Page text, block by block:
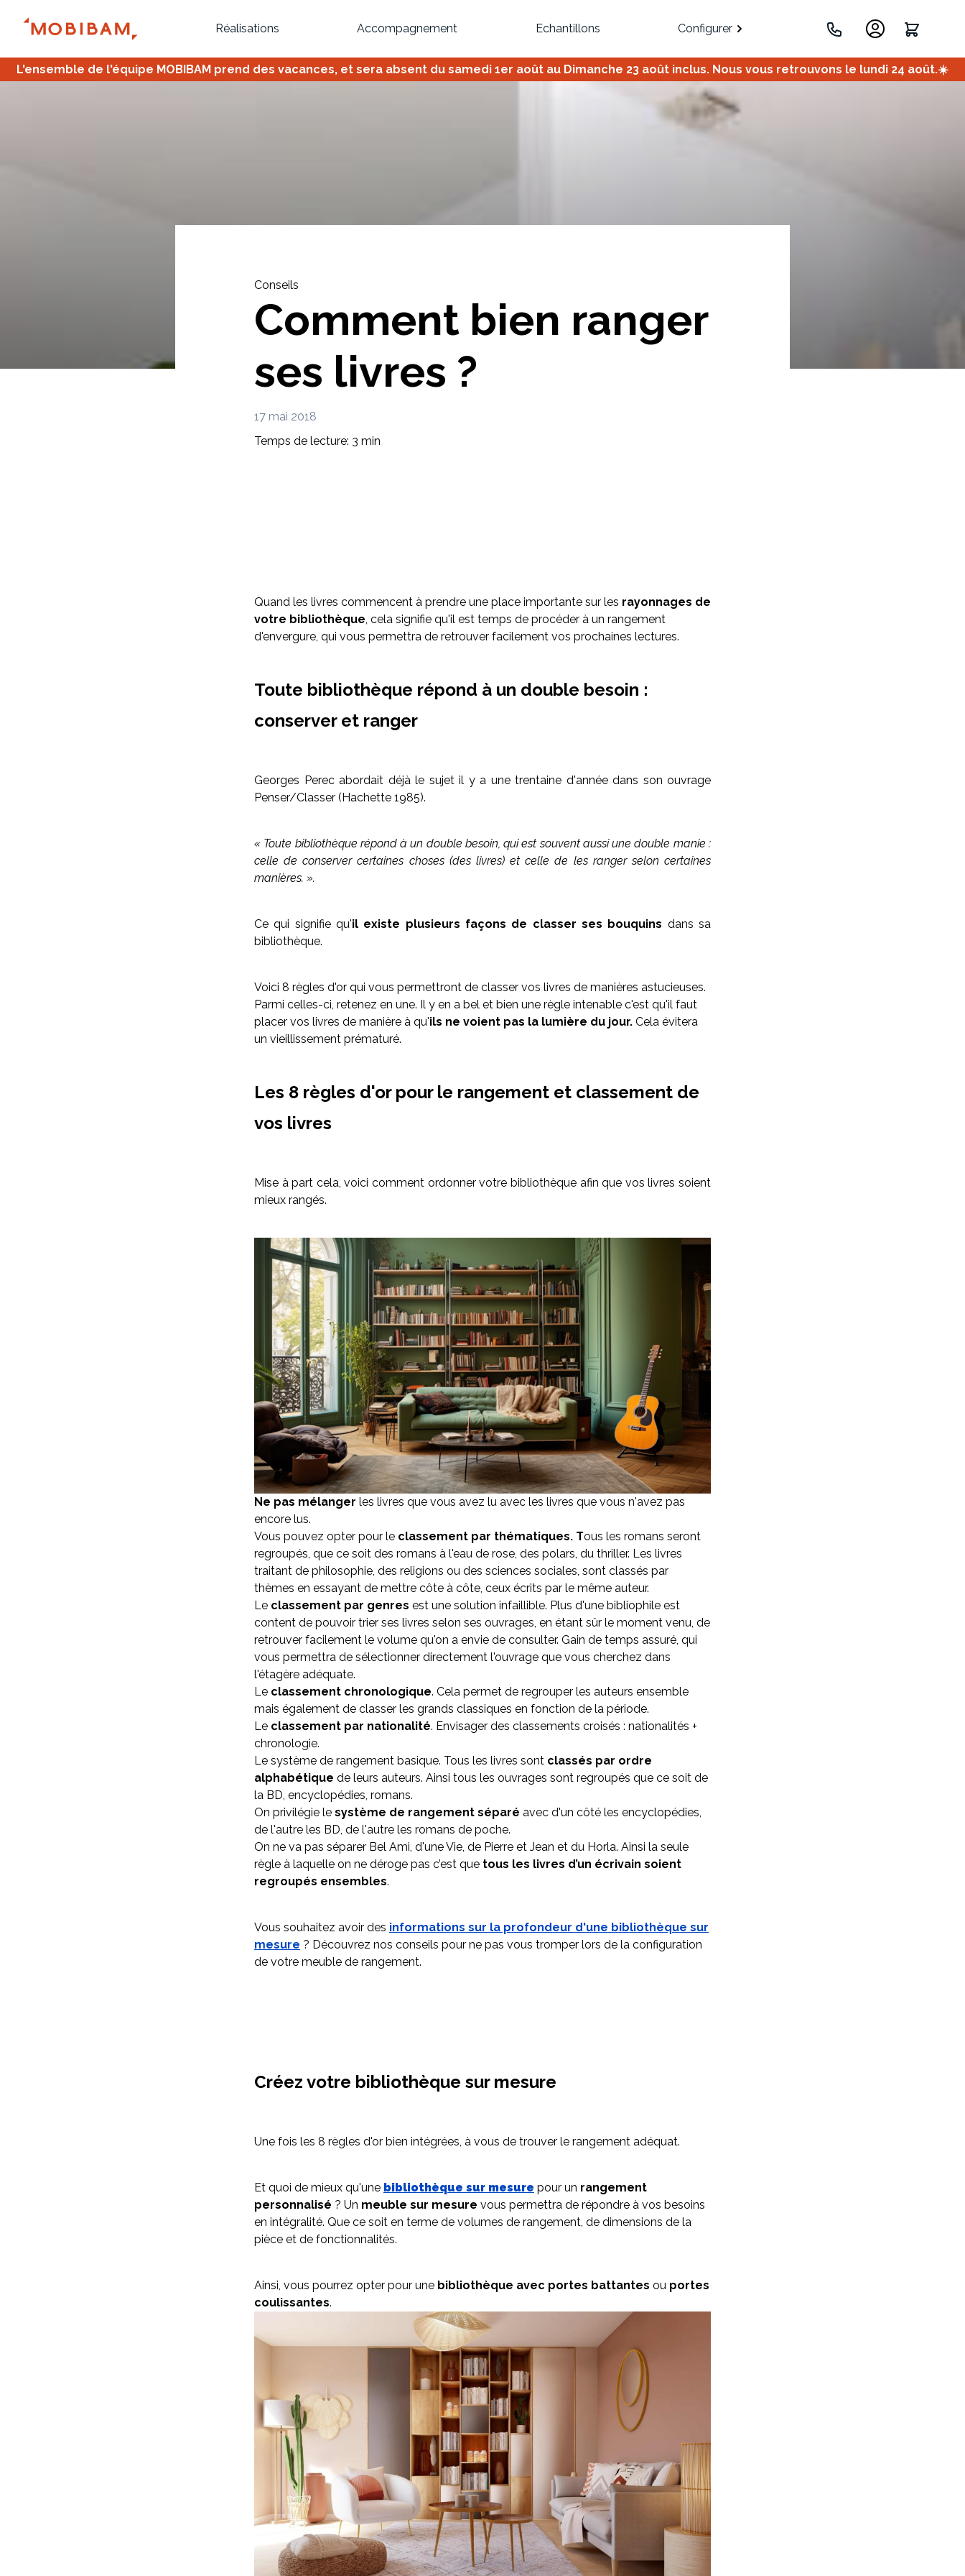
Réalisations Accompagnement Echantillons Configurer
Inspirez-vous du catalogue
Créez votre projet de A à Z Retrouvez vos projets
L'ensemble de l'équipe MOBIBAM prend des vacances, et sera absent du samedi 1er août au Dimanche 23 août inclus. Nous vous retrouvons le lundi 24 août.☀️
Conseils
Comment bien ranger
ses livres ?
17 mai 2018
Temps de lecture: 3 min
Quand les livres commencent à prendre une place importante sur les rayonnages de
votre bibliothèque, cela signifie qu'il est temps de procéder à un rangement
d'envergure, qui vous permettra de retrouver facilement vos prochaines lectures.
Toute bibliothèque répond à un double besoin :
conserver et ranger
Georges Perec abordait déjà le sujet il y a une trentaine d'année dans son ouvrage
Penser/Classer (Hachette 1985).
« Toute bibliothèque répond à un double besoin, qui est souvent aussi une double manie :
celle de conserver certaines choses (des livres) et celle de les ranger selon certaines
manières. ».
Ce qui signifie qu'il existe plusieurs façons de classer ses bouquins dans sa
bibliothèque.
Voici 8 règles d'or qui vous permettront de classer vos livres de manières astucieuses.
Parmi celles-ci, retenez en une. Il y en a bel et bien une règle intenable c'est qu'il faut
placer vos livres de manière à qu'ils ne voient pas la lumière du jour. Cela évitera
un vieillissement prématuré.
Les 8 règles d'or pour le rangement et classement de
vos livres
Mise à part cela, voici comment ordonner votre bibliothèque afin que vos livres soient
mieux rangés.
Ne pas mélanger les livres que vous avez lu avec les livres que vous n'avez pas
encore lus.
Vous pouvez opter pour le classement par thématiques. Tous les romans seront
regroupés, que ce soit des romans à l'eau de rose, des polars, du thriller. Les livres
traitant de philosophie, des religions ou des sciences sociales, sont classés par
thèmes en essayant de mettre côte à côte, ceux écrits par le même auteur.
Le classement par genres est une solution infaillible. Plus d'une bibliophile est
content de pouvoir trier ses livres selon ses ouvrages, en étant sûr le moment venu, de
retrouver facilement le volume qu'on a envie de consulter. Gain de temps assuré, qui
vous permettra de sélectionner directement l'ouvrage que vous cherchez dans
l'étagère adéquate.
Le classement chronologique. Cela permet de regrouper les auteurs ensemble
mais également de classer les grands classiques en fonction de la période.
Le classement par nationalité. Envisager des classements croisés : nationalités +
chronologie.
Le système de rangement basique. Tous les livres sont classés par ordre
alphabétique de leurs auteurs. Ainsi tous les ouvrages sont regroupés que ce soit de
la BD, encyclopédies, romans.
On privilégie le système de rangement séparé avec d'un côté les encyclopédies,
de l'autre les BD, de l'autre les romans de poche.
On ne va pas séparer Bel Ami, d'une Vie, de Pierre et Jean et du Horla. Ainsi la seule
règle à laquelle on ne déroge pas c’est que tous les livres d’un écrivain soient
regroupés ensembles.
Vous souhaitez avoir des informations sur la profondeur d'une bibliothèque sur
mesure ? Découvrez nos conseils pour ne pas vous tromper lors de la configuration
de votre meuble de rangement.
Créez votre bibliothèque sur mesure
Une fois les 8 règles d'or bien intégrées, à vous de trouver le rangement adéquat.
Et quoi de mieux qu'une bibliothèque sur mesure pour un rangement
personnalisé ? Un meuble sur mesure vous permettra de répondre à vos besoins
en intégralité. Que ce soit en terme de volumes de rangement, de dimensions de la
pièce et de fonctionnalités.
Ainsi, vous pourrez opter pour une bibliothèque avec portes battantes ou portes
coulissantes.